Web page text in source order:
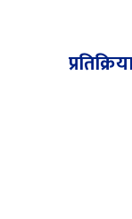
प्रतिक्रिया